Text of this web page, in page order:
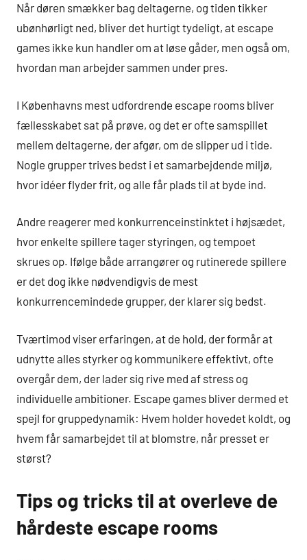
Når døren smækker bag deltagerne, og tiden tikker
ubønhørligt ned, bliver det hurtigt tydeligt, at escape
games ikke kun handler om at løse gåder, men også om,
hvordan man arbejder sammen under pres.
I Københavns mest udfordrende escape rooms bliver
fællesskabet sat på prøve, og det er ofte samspillet
mellem deltagerne, der afgør, om de slipper ud i tide.
Nogle grupper trives bedst i et samarbejdende miljø,
hvor idéer flyder frit, og alle får plads til at byde ind.
Andre reagerer med konkurrenceinstinktet i højsædet,
hvor enkelte spillere tager styringen, og tempoet
skrues op. Ifølge både arrangører og rutinerede spillere
er det dog ikke nødvendigvis de mest
konkurrencemindede grupper, der klarer sig bedst.
Tværtimod viser erfaringen, at de hold, der formår at
udnytte alles styrker og kommunikere effektivt, ofte
overgår dem, der lader sig rive med af stress og
individuelle ambitioner. Escape games bliver dermed et
spejl for gruppedynamik: Hvem holder hovedet koldt, og
hvem får samarbejdet til at blomstre, når presset er
størst?
Tips og tricks til at overleve de
hårdeste escape rooms